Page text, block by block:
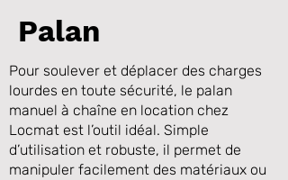
Palan
Pour soulever et déplacer des charges
lourdes en toute sécurité, le palan
manuel à chaîne en location chez
Locmat est l’outil idéal. Simple
d’utilisation et robuste, il permet de
manipuler facilement des matériaux ou